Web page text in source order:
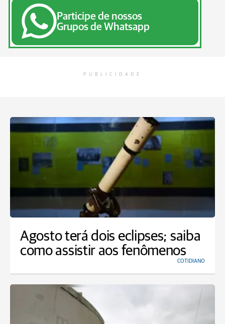
Participe de nossos
Grupos de Whatsapp
PUBLICIDADE
Agosto terá dois eclipses; saiba
como assistir aos fenômenos
COTIDIANO